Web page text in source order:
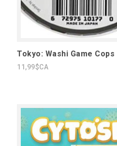
Tokyo: Washi Game Cops
11,99$CA